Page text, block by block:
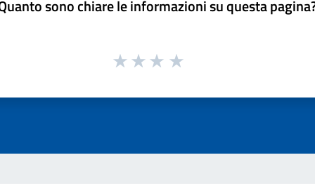
sono chiare le informazioni su questa